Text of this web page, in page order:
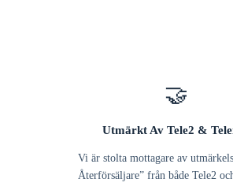
🤝
Utmärkt Av Tele2 &
Vi är stolta mottagare av
Återförsäljare” från både Tele2